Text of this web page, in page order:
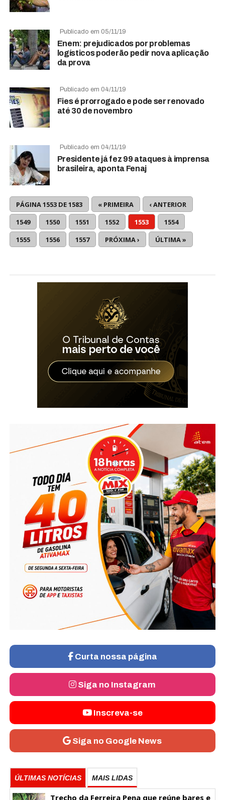
Publicado em 05/11/19
Enem: prejudicados por problemas
logísticos poderão pedir nova aplicação
da prova
Publicado em 04/11/19
Fies é prorrogado e pode ser renovado
até 30 de novembro
Publicado em 04/11/19
Presidente já fez 99 ataques à imprensa
brasileira, aponta Fenaj
PÁGINA 1553 DE 1583 « PRIMEIRA
‹ ANTERIOR
1549
1550 1551 1552 1553
1554
1555
1556 1557 PRÓXIMA › ÚLTIMA »
Curta nossa página
Siga no Instagram
Inscreva-se
Siga no Google News
ÚLTIMAS NOTÍCIAS MAIS LIDAS
Trecho da Ferreira Pena que reúne bares e